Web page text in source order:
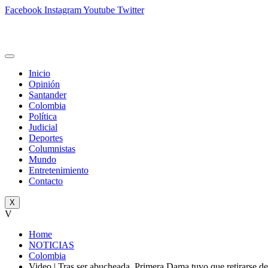
Facebook InstagramYoutube Twitter
Inicio
Opinión
Santander
Colombia
Política
Judicial
Deportes
Columnistas
Mundo
Entretenimiento
Contacto
X
V
Home
NOTICIAS
Colombia